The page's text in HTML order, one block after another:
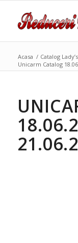
Acasa / Catalog Lady’s
Unicarm Catalog